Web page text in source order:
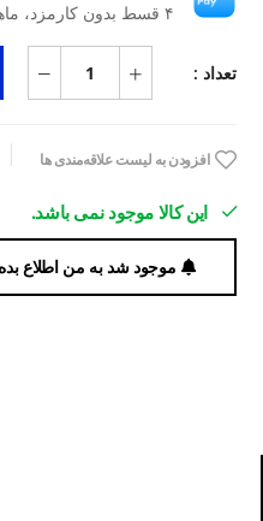
۴ قسط بدون کارمزد، ماهانه ۲٬۰۹۲٬۵۰۰ تومان
تعداد :
افزودن به لیست علاقه‌مندی ها
این کالا موجود نمی باشد.
موجود شد به من اطلاع بده